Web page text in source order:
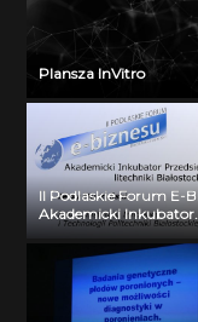
Plansza InVitro
II Podlaskie Forum E-
Akademicki Inkubator
Przedsiębiorczości
Białostockiej – Jerzy